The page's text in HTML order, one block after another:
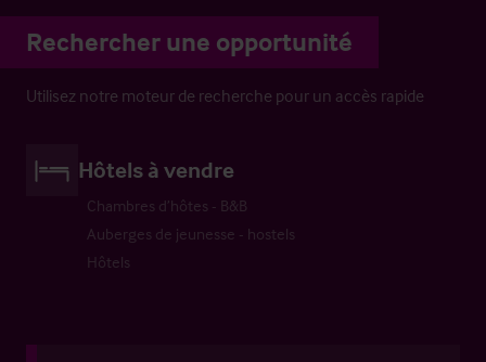
Rechercher une opportunité
Utilisez notre moteur de recherche pour un accès rapide
Hôtels à vendre
Chambres d’hôtes - B&B
Auberges de jeunesse - hostels
Hôtels